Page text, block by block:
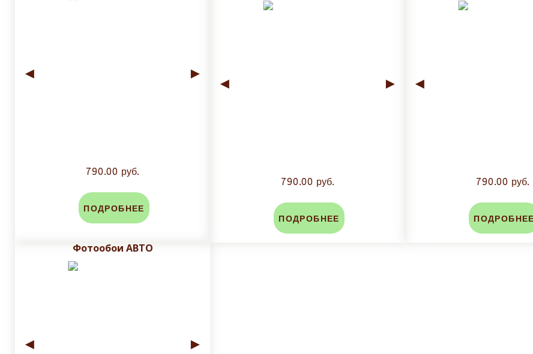
◄ ►
790.00 руб.
ПОДРОБНЕЕ
◄ ►
790.00 руб.
ПОДРОБНЕЕ
◄
790.00 руб.
ПОДРОБНЕЕ
Фотообои АВТО
◄ ►